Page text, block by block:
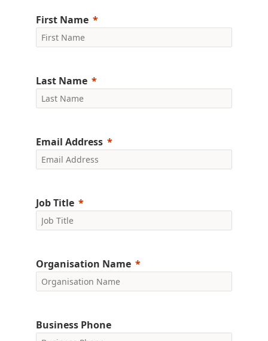
First Name
Last Name
Email Address
Job Title
Organisation Name
Business Phone